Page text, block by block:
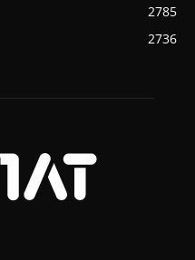
2785
2736